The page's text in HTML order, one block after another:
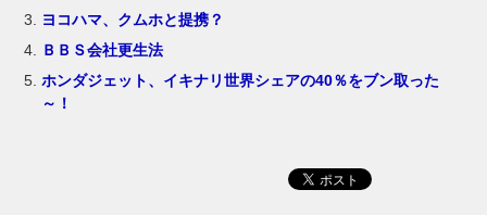
ヨコハマ、クムホと提携？
ＢＢＳ会社更生法
ホンダジェット、イキナリ世界シェアの40％をブン取った
～！